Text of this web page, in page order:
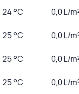
24°C 0,0L/
25°C 0,0L/
25°C 0,0L/
25°C 0,0L/